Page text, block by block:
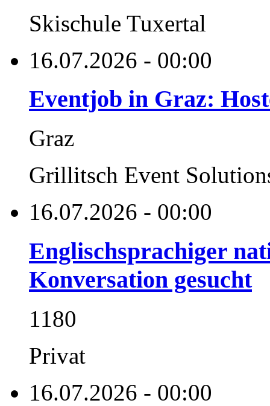
Skischule Tuxertal
16.07.2026 - 00:00
Eventjob in Graz:
Graz
Grillitsch Event
16.07.2026 - 00:00
Englischsprachiger
Konversation gesucht
1180
Privat
16.07.2026 - 00:00